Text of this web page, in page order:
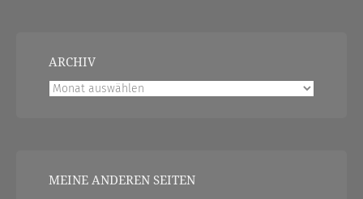
ARCHIV
Archiv
MEINE ANDEREN SEITEN